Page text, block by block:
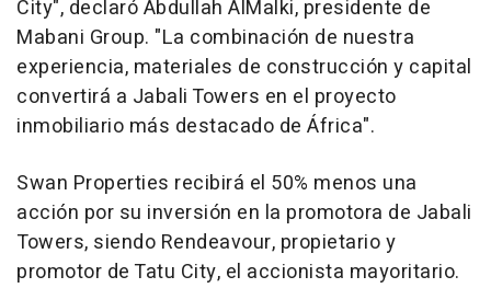
City", declaró Abdullah AlMalki, presidente de
Mabani Group. "La combinación de nuestra
experiencia, materiales de construcción y capital
convertirá a Jabali Towers en el proyecto
inmobiliario más destacado de África".
Swan Properties recibirá el 50% menos una
acción por su inversión en la promotora de Jabali
Towers, siendo Rendeavour, propietario y
promotor de Tatu City, el accionista mayoritario.